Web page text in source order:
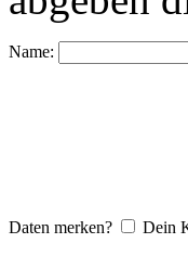
Name:
Daten merken? Dein